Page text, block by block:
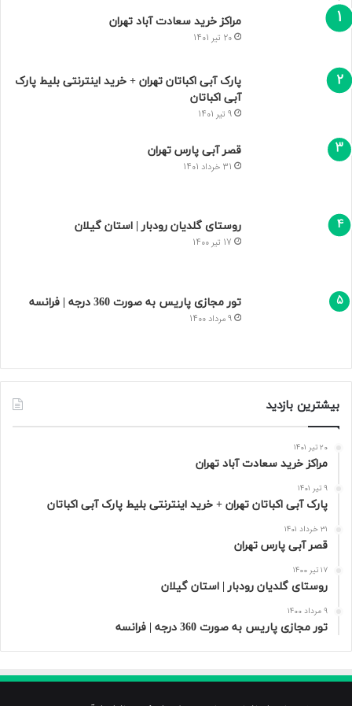
مراکز خرید سعادت‌ آباد تهران
20 تیر 1401
پارک آبی اکباتان تهران + خرید اینترنتی بلیط پارک
آبی اکباتان
9 تیر 1401
قصر آبی پارس تهران
31 خرداد 1401
روستای گلدیان رودبار | استان گیلان
17 تیر 1400
تور مجازی پاریس به صورت 360 درجه | فرانسه
9 مرداد 1400
بیشترین بازدید
20 تیر 1401
مراکز خرید سعادت‌ آباد تهران
9 تیر 1401
پارک آبی اکباتان تهران + خرید اینترنتی بلیط پارک آبی اکباتان
31 خرداد 1401
قصر آبی پارس تهران
17 تیر 1400
روستای گلدیان رودبار | استان گیلان
9 مرداد 1400
تور مجازی پاریس به صورت 360 درجه | فرانسه